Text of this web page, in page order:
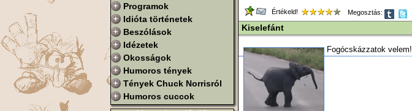
Programok
Idióta történetek
Beszólások
Idézetek
Okosságok
Humoros tények
Tények Chuck Norrisról
Humoros cuccok
Értékeld! Megosztás:
Kiselefánt
Fogócskázzatok velem!